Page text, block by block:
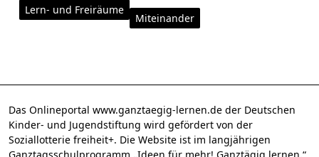
Lern- und Freiräume
Miteinander
Das Onlineportal www.ganztaegig-lernen.de der Deutschen
Kinder- und Jugendstiftung wird gefördert von der
Soziallotterie freiheit+. Die Website ist im langjährigen